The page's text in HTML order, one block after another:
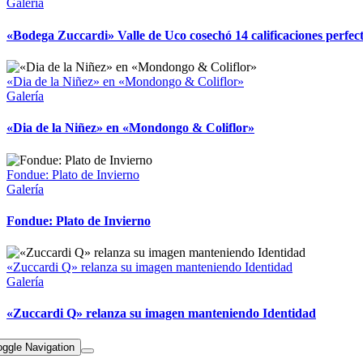
Galería
«Bodega Zuccardi» Valle de Uco cosechó 14 calificaciones
«Dia de la Niñez» en «Mondongo & Coliflor»
Galería
«Dia de la Niñez» en «Mondongo & Coliflor»
Fondue: Plato de Invierno
Galería
Fondue: Plato de Invierno
«Zuccardi Q» relanza su imagen manteniendo Identidad
Galería
«Zuccardi Q» relanza su imagen manteniendo Identidad
Navigation